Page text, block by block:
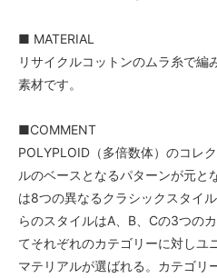
■ MATERIAL
リサイクルコットンのムラ糸で編
素材です。
■COMMENT
POLYPLOID（多倍数体）のコレ
ルのベースとなるパターンが元と
は8つの異なるクラシックスタイ
らのスタイルはA、B、Cの3つの
てそれぞれのカテゴリーに対しユ
マテリアルが選ばれる。カテゴリ